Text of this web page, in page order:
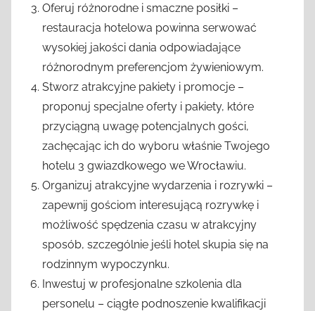
Oferuj różnorodne i smaczne posiłki –
restauracja hotelowa powinna serwować
wysokiej jakości dania odpowiadające
różnorodnym preferencjom żywieniowym.
Stworz atrakcyjne pakiety i promocje –
proponuj specjalne oferty i pakiety, które
przyciągną uwagę potencjalnych gości,
zachęcając ich do wyboru właśnie Twojego
hotelu 3 gwiazdkowego we Wrocławiu.
Organizuj atrakcyjne wydarzenia i rozrywki –
zapewnij gościom interesującą rozrywkę i
możliwość spędzenia czasu w atrakcyjny
sposób, szczególnie jeśli hotel skupia się na
rodzinnym wypoczynku.
Inwestuj w profesjonalne szkolenia dla
personelu – ciągłe podnoszenie kwalifikacji